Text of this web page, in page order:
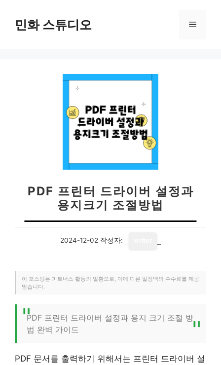
민화 스튜디오 메
PDF 프린터 드라이버 설정과
용지크기 조절방법
2024-12-02 작성자:
이 포스팅은 파트너스 활동의 일환으로, 이에 따른 일정액의 수수료를 제공
받습니다.
PDF 프린터 드라이버 설정과 용지 크기 조절 방
법 완벽 가이드
PDF 문서를 출력하기 위해서는 프린터 드라이버 설